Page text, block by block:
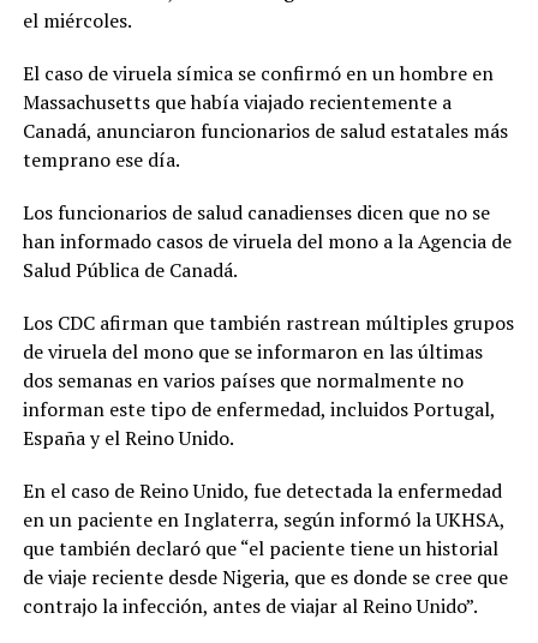
el miércoles.
El caso de viruela símica se confirmó en un hombre en
Massachusetts que había viajado recientemente a
Canadá, anunciaron funcionarios de salud estatales más
temprano ese día.
Los funcionarios de salud canadienses dicen que no se
han informado casos de viruela del mono a la Agencia de
Salud Pública de Canadá.
Los CDC afirman que también rastrean múltiples grupos
de viruela del mono que se informaron en las últimas
dos semanas en varios países que normalmente no
informan este tipo de enfermedad, incluidos Portugal,
España y el Reino Unido.
En el caso de Reino Unido, fue detectada la enfermedad
en un paciente en Inglaterra, según informó la UKHSA,
que también declaró que “el paciente tiene un historial
de viaje reciente desde Nigeria, que es donde se cree que
contrajo la infección, antes de viajar al Reino Unido”.